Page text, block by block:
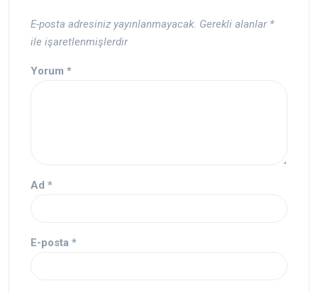
E-posta adresiniz yayınlanmayacak. Gerekli alanlar *
ile işaretlenmişlerdir
Yorum *
Ad *
E-posta *